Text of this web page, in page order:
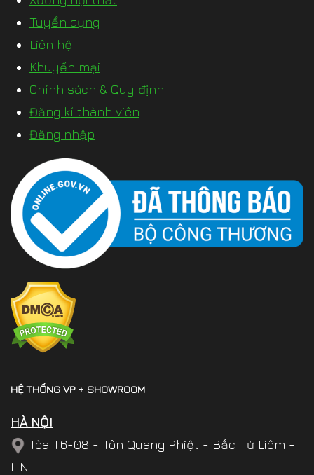
Tuyển dụng
Liên hệ
Khuyến mại
Chính sách & Quy định
Đăng kí thành viên
Đăng nhập
HỆ THỐNG VP + SHOWROOM
HÀ NỘI
Tòa T6-08 - Tôn Quang Phiệt - Bắc Từ Liêm -
HN.